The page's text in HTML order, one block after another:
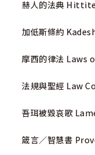
赫人的法典
加低斯條約
摩西的律法 Laws
法規與聖經 Law
吾珥被毀哀歌
箴言／智慧書